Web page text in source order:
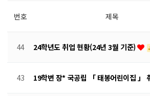
번호 제목
44 24학년도 취업 현황(24년 3월 기준)
43 19학번 장* 국공립 「 태봉어린이집 」